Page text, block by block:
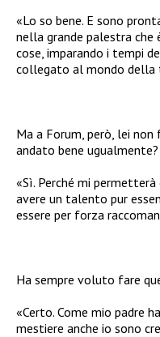
«Lo so bene. E sono
nella grande palestra
cose, imparando i tempi
collegato al mondo della
Ma a Forum, però, lei
andato bene ugualmente?
«Sì. Perché mi
avere un talento pur
essere per forza
Ha sempre voluto fare
«Certo. Come mio padre
mestiere anche io sono